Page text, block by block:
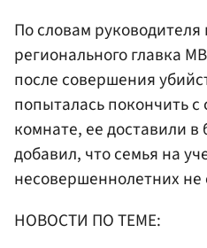
По словам
регионального главка
после совершения
попыталась покончить с
комнате, ее доставили
добавил, что семья на
несовершеннолетних не
НОВОСТИ ПО ТЕМЕ: